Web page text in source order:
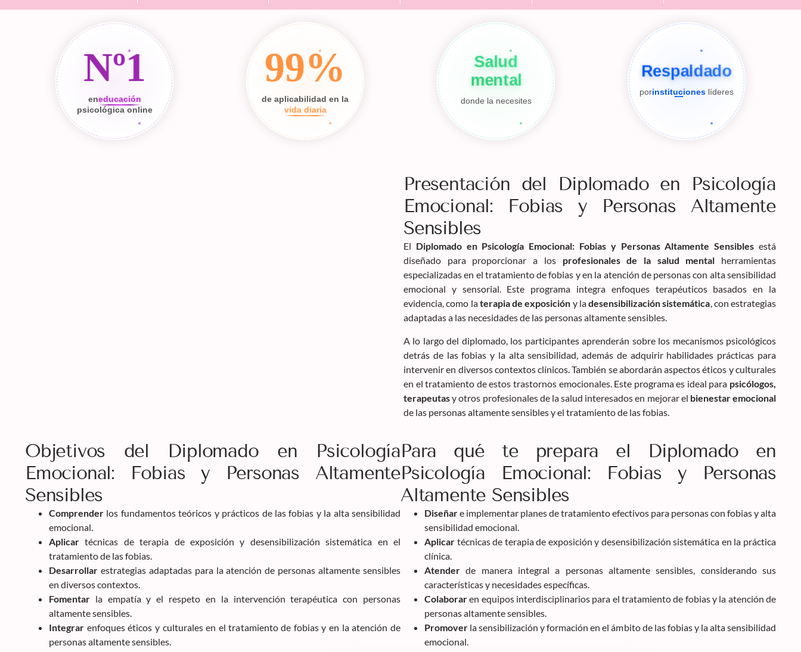
Nº1
eneducación
psicológica online
99%
de aplicabilidad en la
vida diaria
Salud
mental
donde la necesites
Respaldado
porinstituciones líderes
Presentación del Diplomado en Psicología
Emocional: Fobias y Personas Altamente
Sensibles
El Diplomado en Psicología Emocional: Fobias y Personas Altamente Sensibles está
diseñado para proporcionar a los profesionales de la salud mental herramientas
especializadas en el tratamiento de fobias y en la atención de personas con alta sensibilidad
emocional y sensorial. Este programa integra enfoques terapéuticos basados en la
evidencia, como laterapia de exposición y ladesensibilización sistemática, con estrategias
adaptadas a las necesidades de las personas altamente sensibles.
A lo largo del diplomado, los participantes aprenderán sobre los mecanismos psicológicos
detrás de las fobias y la alta sensibilidad, además de adquirir habilidades prácticas para
intervenir en diversos contextos clínicos. También se abordarán aspectos éticos y culturales
en el tratamiento de estos trastornos emocionales. Este programa es ideal para psicólogos,
terapeutasy otros profesionales de la salud interesados en mejorar el bienestar emocional
de las personas altamente sensibles y el tratamiento de las fobias.
Objetivos del Diplomado en Psicología
Emocional: Fobias y Personas Altamente
Sensibles
Comprender los fundamentos teóricos y prácticos de las fobias y la alta sensibilidad
emocional.
Aplicar técnicas de terapia de exposición y desensibilización sistemática en el
tratamiento de las fobias.
Desarrollar estrategias adaptadas para la atención de personas altamente sensibles
en diversos contextos.
Fomentar la empatía y el respeto en la intervención terapéutica con personas
altamente sensibles.
Integrar enfoques éticos y culturales en el tratamiento de fobias y en la atención de
personas altamente sensibles.
Para qué te prepara el Diplomado en
Psicología Emocional: Fobias y Personas
Altamente Sensibles
Diseñare implementar planes de tratamiento efectivos para personas con fobias y alta
sensibilidad emocional.
Aplicar técnicas de terapia de exposición y desensibilización sistemática en la práctica
clínica.
Atender de manera integral a personas altamente sensibles, considerando sus
características y necesidades específicas.
Colaboraren equipos interdisciplinarios para el tratamiento de fobias y la atención de
personas altamente sensibles.
Promover la sensibilización y formación en el ámbito de las fobias y la alta sensibilidad
emocional.